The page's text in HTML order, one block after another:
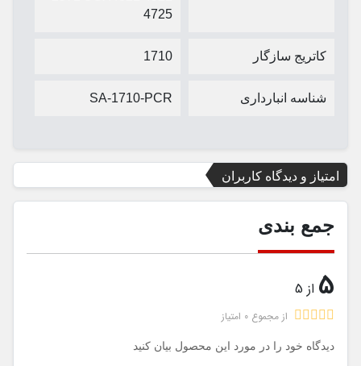
4725
کاتریج سازگار 1710
شناسه انبارداری SA-1710-PCR
امتیاز و دیدگاه کاربران
جمع بندی
5 از 5
از مجموع 0 امتیاز
دیدگاه خود را در مورد این محصول بیان کنید